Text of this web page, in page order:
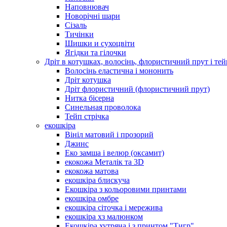
Наповнювач
Новорічні шари
Сізаль
Тичінки
Шишки и сухоцвіти
Ягідки та гілочки
Дріт в котушках, волосінь, флористичний прут і
Волосінь еластична і мононить
Дріт котушка
Дріт флористичний (флористичний прут)
Нитка бісерна
Синельная проволока
Тейп стрічка
екошкіра
Вініл матовий і прозорий
Джинс
Еко замша і велюр (оксамит)
екокожа Металік та 3D
екокожа матова
екошкіра блискуча
Екошкіра з кольоровими принтами
екошкіра омбре
екошкіра сіточка і мережива
екошкіра хз малюнком